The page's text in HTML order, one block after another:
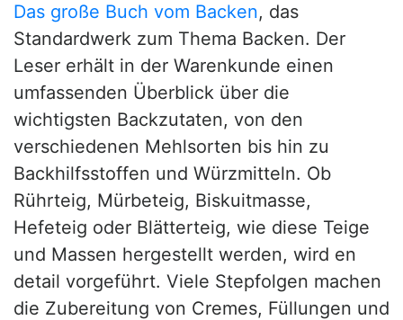
Das große Buch vom Backen, das
Standardwerk zum Thema Backen. Der
Leser erhält in der Warenkunde einen
umfassenden Überblick über die
wichtigsten Backzutaten, von den
verschiedenen Mehlsorten bis hin zu
Backhilfsstoffen und Würzmitteln. Ob
Rührteig, Mürbeteig, Biskuitmasse,
Hefeteig oder Blätterteig, wie diese Teige
und Massen hergestellt werden, wird en
detail vorgeführt. Viele Stepfolgen machen
die Zubereitung von Cremes, Füllungen und